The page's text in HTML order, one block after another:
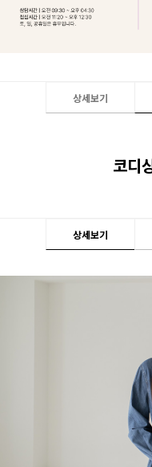
상세보기
코디
상세보기